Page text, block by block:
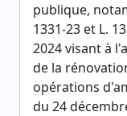
publique,
1331-23 et L.
2024 visant à
de la
opérations
du 24